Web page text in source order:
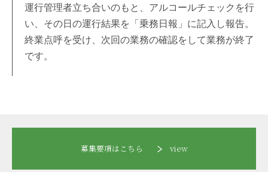
運行管理者立ち合いのもと、アルコールチェックを行
い、その日の運行結果を「乗務日報」に記入し報告。
終業点呼を受け、次回の業務の確認をして業務が終了
です。
募集要項はこちら view